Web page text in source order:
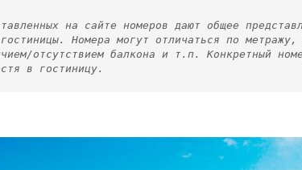
на сайте номеров дают общее
Номера могут отличаться по метражу,
отсутствием балкона и т.п. Конкретный
в гостиницу.